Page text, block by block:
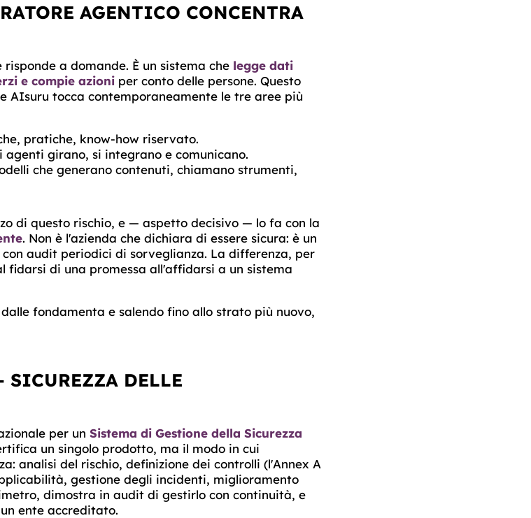
AGENTICO CONCENTRA
a domande. È un sistema che legge dati
e compie azioni per conto delle persone. Questo
AIsuru tocca contemporaneamente le tre aree più
pratiche, know-how riservato.
girano, si integrano e comunicano.
che generano contenuti, chiamano strumenti,
di questo rischio, e — aspetto decisivo — lo fa con la
. Non è l'azienda che dichiara di essere sicura: è un
audit periodici di sorveglianza. La differenza, per
fidarsi di una promessa all'affidarsi a un sistema
fondamenta e salendo fino allo strato più nuovo,
DELLE
per un Sistema di Gestione della Sicurezza
un singolo prodotto, ma il modo in cui
analisi del rischio, definizione dei controlli (l'Annex A
gestione degli incidenti, miglioramento
dimostra in audit di gestirlo con continuità, e
ente accreditato.